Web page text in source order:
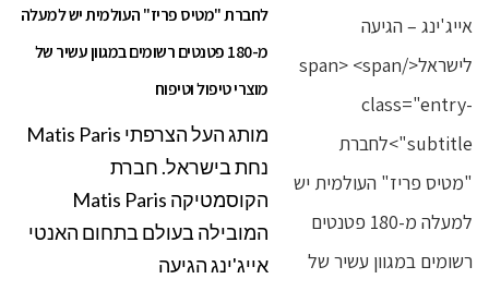
לחברת "מטיס פריז" העולמית יש למעלה
מ-180 פטנטים רשומים במגוון עשיר של
מוצרי טיפול וטיפוח
מותג העל הצרפתי Matis Paris
נחת בישראל. חברת
הקוסמטיקה Matis Paris
המובילה בעולם בתחום האנטי
אייג'ינג הגיעה